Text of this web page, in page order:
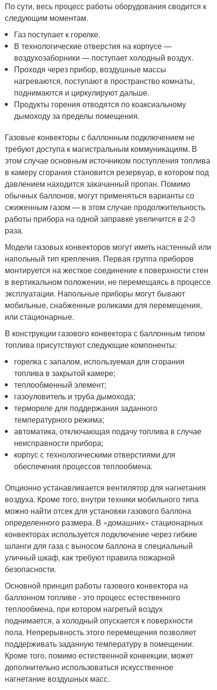
По сути, весь процесс работы оборудования сводится к
следующим моментам.
Газ поступает к горелке.
В технологические отверстия на корпусе —
воздухозаборники — поступает холодный воздух.
Проходя через прибор, воздушные массы
нагреваются, поступают в пространство комнаты,
поднимаются и циркулируют дальше.
Продукты горения отводятся по коаксиальному
дымоходу за пределы помещения.
Газовые конвекторы с баллонным подключением не
требуют доступа к магистральным коммуникациям. В
этом случае основным источником поступления топлива
в камеру сгорания становится резервуар, в котором под
давлением находится закачанный пропан. Помимо
обычных баллонов, могут применяться варианты со
сжиженным газом — в этом случае продолжительность
работы прибора на одной заправке увеличится в 2-3
раза.
Модели газовых конвекторов могут иметь настенный или
напольный тип крепления. Первая группа приборов
монтируется на жесткое соединение к поверхности стен
в вертикальном положении, не перемещаясь в процессе
эксплуатации. Напольные приборы могут бывают
мобильные, снабженные роликами для перемещения,
или стационарные.
В конструкции газового конвектора с баллонным типом
топлива присутствуют следующие компоненты:
горелка с запалом, используемая для сгорания
топлива в закрытой камере;
теплообменный элемент;
газоуловитель и труба дымохода;
термореле для поддержания заданного
температурного режима;
автоматика, отключающая подачу топлива в случае
неисправности прибора;
корпус с технологическими отверстиями для
обеспечения процессов теплообмена.
Опционно устанавливается вентилятор для нагнетания
воздуха. Кроме того, внутри техники мобильного типа
можно найти отсек для установки газового баллона
определенного размера. В «домашних» стационарных
конвекторах используется подключение через гибкие
шланги для газа с выносом баллона в специальный
уличный шкаф, как требуют правила пожарной
безопасности.
Основной принцип работы газового конвектора на
баллонном топливе - это процесс естественного
теплообмена, при котором нагретый воздух
поднимается, а холодный опускается к поверхности
пола. Непрерывность этого перемещения позволяет
поддерживать заданную температуру в помещении.
Кроме того, помимо естественной конвекции, может
дополнительно использоваться искусственное
нагнетание воздушных масс.